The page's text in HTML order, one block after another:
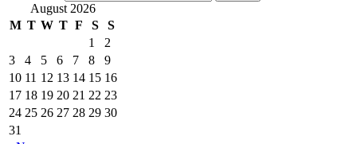
August 2026
M T W T F S
S
1
2
3
4 5 6 7 8
9
10 11 12 13 14 15 16
17 18 19 20 21 22 23
24 25 26 27 28 29 30
31